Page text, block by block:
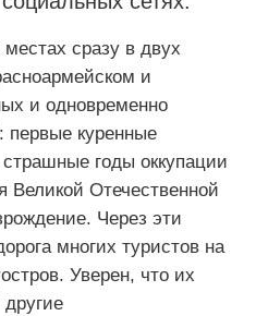
сразу в двух
и
и одновременно
первые куренные
годы оккупации
Великой Отечественной
Через эти
многих туристов на
Уверен, что их
другие